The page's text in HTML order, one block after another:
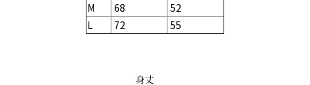
M
68
52
L
72 55